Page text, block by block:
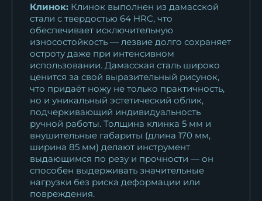
мельхиор береста
19 533₽
Тяпка Малая дамаск
мельхиор наборная...
16 198₽
Тяпка Малая
цельнометаллическая...
21 522₽
Клинок: Клинок выполнен из дамасской
стали с твердостью 64 HRC, что
обеспечивает исключительную
износостойкость — лезвие долго сохраняет
остроту даже при интенсивном
использовании. Дамасская сталь широко
ценится за свой выразительный рисунок,
что придаёт ножу не только практичность,
но и уникальный эстетический облик,
подчеркивающий индивидуальность
ручной работы. Толщина клинка 5 мм и
внушительные габариты (длина 170 мм,
ширина 85 мм) делают инструмент
выдающимся по резу и прочности — он
способен выдерживать значительные
нагрузки без риска деформации или
повреждения.